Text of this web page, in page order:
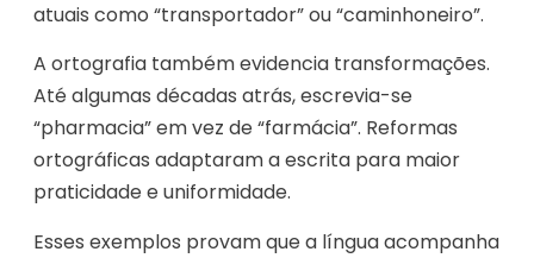
atuais como “transportador” ou “caminhoneiro”.
A ortografia também evidencia transformações.
Até algumas décadas atrás, escrevia-se
“pharmacia” em vez de “farmácia”. Reformas
ortográficas adaptaram a escrita para maior
praticidade e uniformidade.
Esses exemplos provam que a língua acompanha